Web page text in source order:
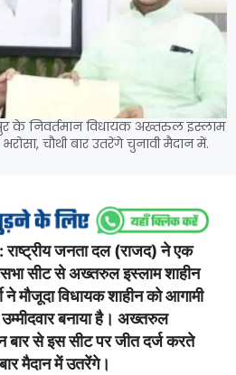
के निवर्तमान विधायक अख्तरुल इस्लाम
चौथी बार उतरेंगे चुनावी मैदान में.
जनता दल (राजद) ने एक
सीट से अख्तरुल इस्लाम शाहीन
ने मौजूदा विधायक शाहीन को आगामी
बनाया है। अख्तरुल
बार से इस सीट पर जीत दर्ज करते
मैदान में उतरेंगे।